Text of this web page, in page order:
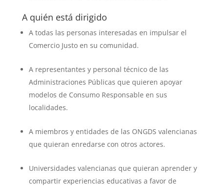
A quién está dirigido
A todas las personas interesadas en impulsar el
Comercio Justo en su comunidad.
A representantes y personal técnico de las
Administraciones Públicas que quieren apoyar
modelos de Consumo Responsable en sus
localidades.
A miembros y entidades de las ONGDS valencianas
que quieran enredarse con otros actores.
Universidades valencianas que quieran aprender y
compartir experiencias educativas a favor de